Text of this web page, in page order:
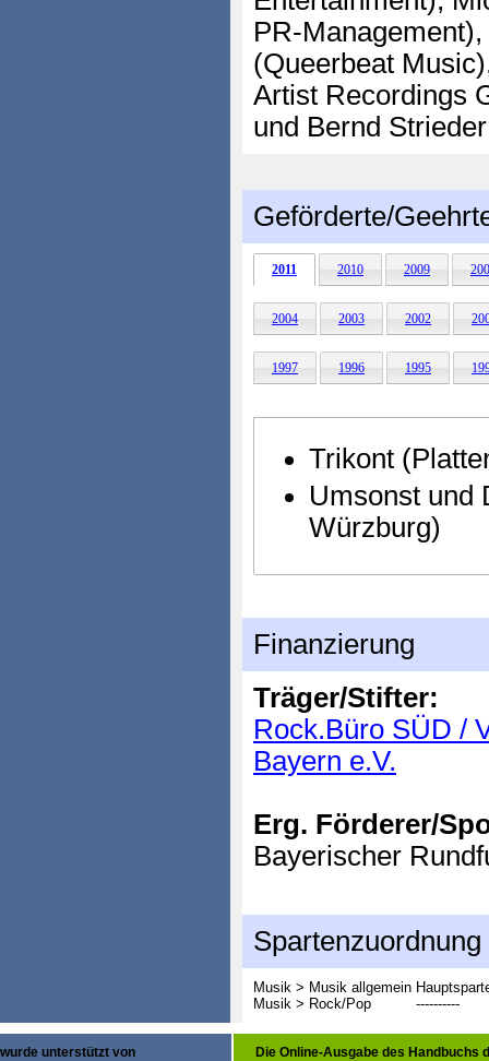
PR-
(Queerbeat
Artist Recordings
und Bernd
Geförderte/
2011 2010 2009
2004 2003 2002
1997 1996 1995
Trikont
Umsonst und
Würzburg)
Finanzierung
Träger/Stifter:
Rock.Büro SÜD /
Bayern e.V.
Erg. Förderer/
Bayerischer
Spartenzuordnung
Musik > Musik allgemein
Musik > Rock/Pop
----------
wurde unterstützt von
Die Online-Ausgabe des Handbuchs